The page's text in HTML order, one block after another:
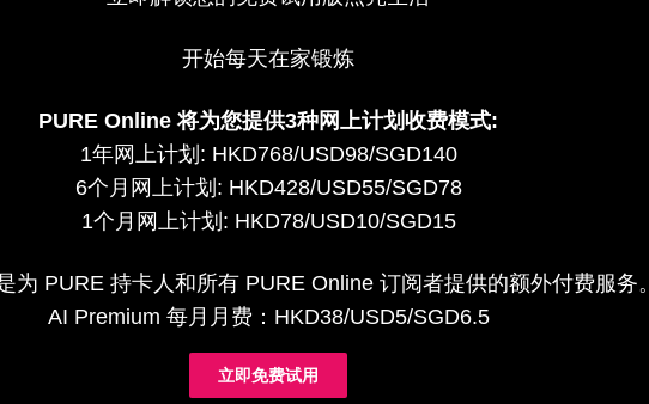
开始每天在家锻炼
PURE Online 将为您提供3种网上计划收费模式:
1年网上计划: HKD768/USD98/SGD140
6个月网上计划: HKD428/USD55/SGD78
1个月网上计划: HKD78/USD10/SGD15
为 PURE 持卡人和所有 PURE Online 订阅者提供的额外付费服务。
AI Premium 每月月费：HKD38/USD5/SGD6.5
立即免费试用